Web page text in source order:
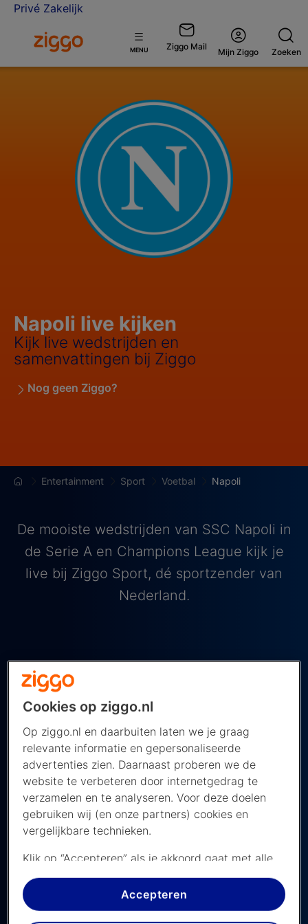
Privé Zakelijk
Ga naar de Ziggo homepage
MENU Ziggo Mail Open
Mijn Ziggo
Zoeken
Napoli live kijken
Kijk live wedstrijden en
samenvattingen bij Ziggo
Nog geen Ziggo?
Entertainment Sport Voetbal Napoli
De mooiste wedstrijden van SSC Napoli in
de Serie A en Champions League kijk je
live bij Ziggo Sport, dé sportzender van
Nederland.
Napoli in de UEFA Champions
League
UEFA Europees voetbal kijk je dit seizoen alleen
bij Ziggo Sport. Mis geen moment en kijk alle
wedstrijden van Napoli in de
UEFA Champions
Leaguemet het extra zenderpakket
Cookies op ziggo.nl
Op ziggo.nl en daarbuiten laten we je graag
relevante informatie en gepersonaliseerde
advertenties zien. Daarnaast proberen we de
website te verbeteren door internetgedrag te
verzamelen en te analyseren. Voor deze doelen
gebruiken wij (en onze partners) cookies en
vergelijkbare technieken.
Klik op “Accepteren” als je akkoord gaat met alle
cookies. Kies je voor “Nee, liever niet”, dan
plaatsen we alleen strikt noodzakelijke cookies om
de website goed te laten werken. Dat betekent
Accepteren